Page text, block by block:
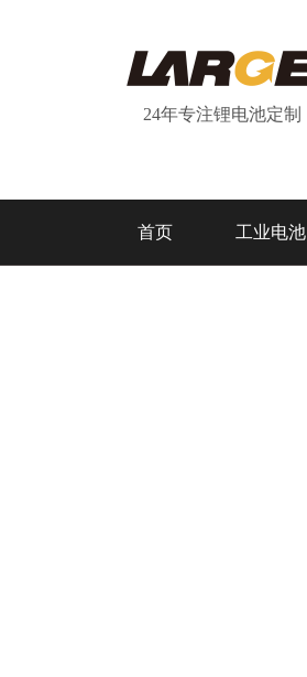
24年专注锂电池定制
首页 工业电池